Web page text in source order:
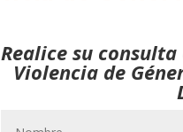
Realice su
Violencia de